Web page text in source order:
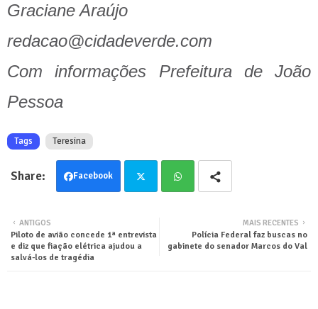
Graciane Araújo
redacao@cidadeverde.com
Com informações Prefeitura de João
Pessoa
Tags Teresina
Facebook
ter
MAIS RECENTES
Polícia Federal faz buscas no
gabinete do senador Marcos do Val
ANTIGOS
Piloto de avião concede 1ª entrevista
e diz que fiação elétrica ajudou a
salvá-los de tragédia